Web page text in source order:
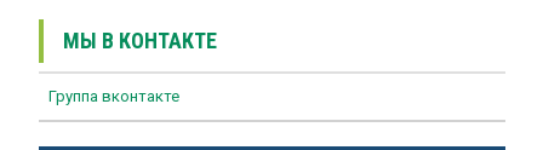
МЫ В КОНТАКТЕ
Группа вконтакте